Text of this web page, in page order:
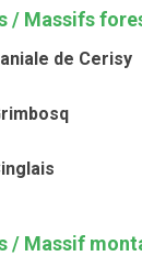
/ Massifs
de Cerisy
/ Massif